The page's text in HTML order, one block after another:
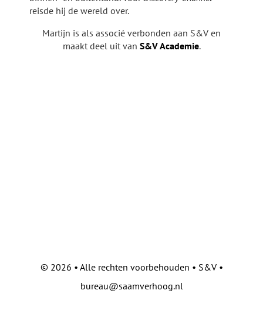
reisde hij de wereld over.
Martijn is als associé verbonden aan S&V en
maakt deel uit van S&V Academie.
© 2026 • Alle rechten voorbehouden • S&V •
bureau@saamverhoog.nl